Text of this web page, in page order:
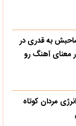
به قدری در
معنای آهنگ رو
مردان کوتاه